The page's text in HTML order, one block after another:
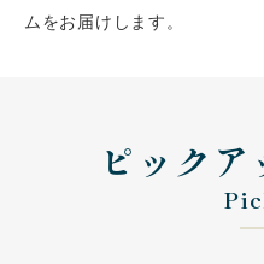
ムをお届けします。
ピック
お客様の実例集